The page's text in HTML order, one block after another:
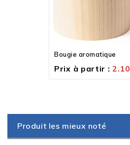
Bougie aromatique
Prix à partir : 2.10
Produit les mieux noté